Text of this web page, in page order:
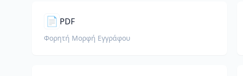
📄 PDF
Φορητή Μορφή Εγγράφου